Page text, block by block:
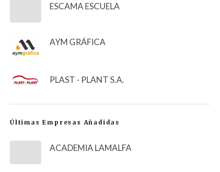
ESCAMA ESCUELA
AYM GRÁFICA
PLAST - PLANT S.A.
Últimas Empresas Añadidas
ACADEMIA LAMALFA